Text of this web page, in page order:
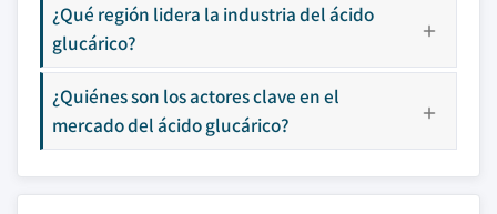
¿Qué región lidera la industria del ácido
glucárico?
¿Quiénes son los actores clave en el
mercado del ácido glucárico?